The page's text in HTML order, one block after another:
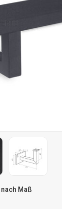
nach Maß